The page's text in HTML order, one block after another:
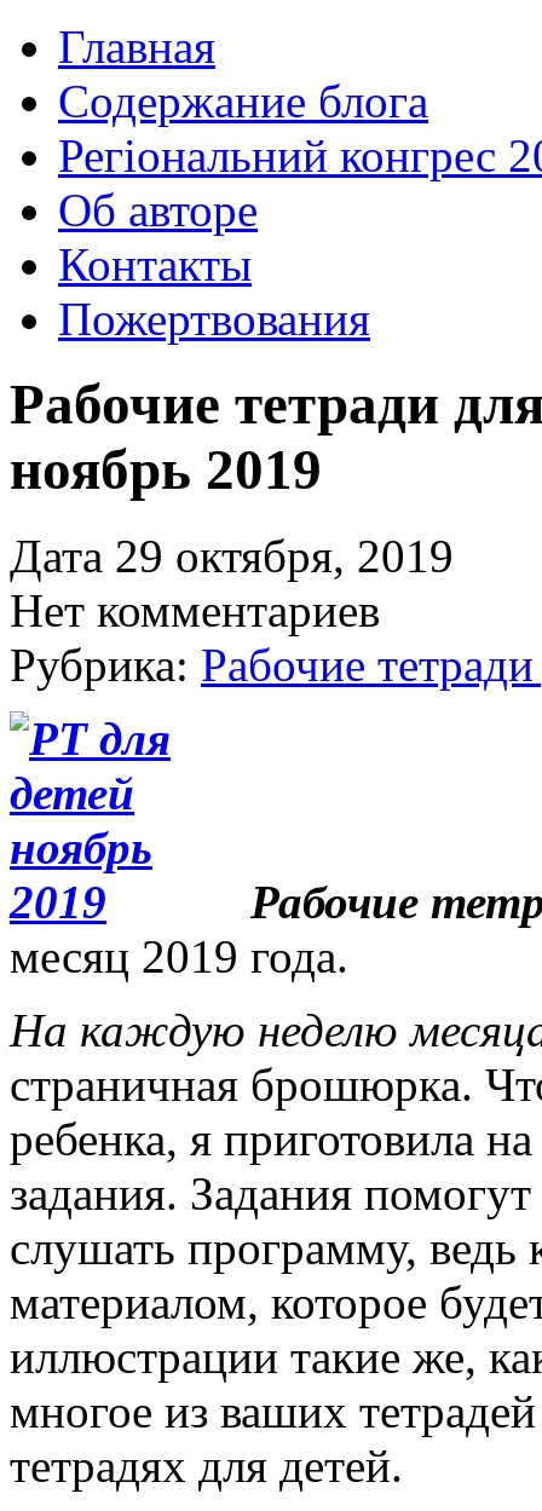
Главная
Содержание блога
Регіональний конгрес
Об авторе
Контакты
Пожертвования
Рабочие тетради
ноябрь 2019
Дата 29 октября, 2019
Нет комментариев
Рубрика: Рабочие
Рабочие
месяц 2019 года.
На каждую неделю
страничная брошюрка.
ребенка, я приготовила
задания. Задания
слушать программу, ведь
материалом, которое
иллюстрации такие же,
многое из ваших
тетрадях для детей.